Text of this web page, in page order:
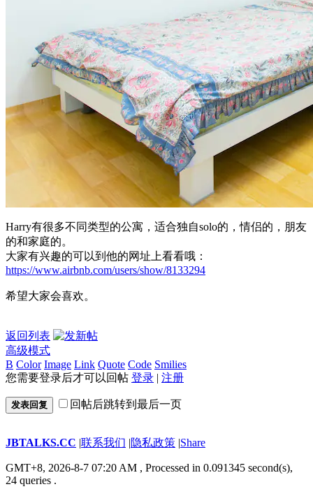
Harry有很多不同类型的公寓，适合独自solo的，情侣的，朋友
的和家庭的。
大家有兴趣的可以到他的网址上看看哦：
https://www.airbnb.com/users/show/8133294
希望大家会喜欢。
返回列表
高级模式
B Color Image Link Quote Code Smilies
您需要登录后才可以回帖 登录 | 注册
发表回复 回帖后跳转到最后一页
JBTALKS.CC |联系我们 |隐私政策 |Share
GMT+8, 2026-8-7 07:20 AM , Processed in 0.091345 second(s),
24 queries .